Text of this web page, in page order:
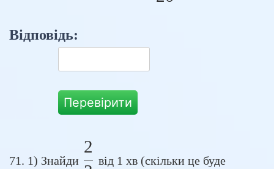
Відповідь:
Перевірити
71. 1) Знайди
\frac{2}{3}
2
від 1 хв (скільки це буде